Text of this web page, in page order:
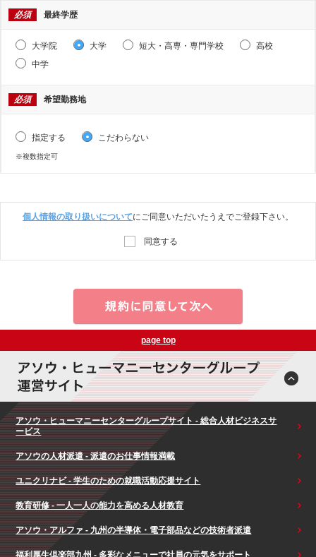
必須 最終学歴
大学院 大学 短大・高専・専門学校
高校
中学
必須 希望勤務地
指定する こだわらない
※複数指定可
個人情報の取り扱いについてにご同意いただいたうえでご登録下さい。
同意する
page top
アソウ・ヒューマニーセンターグループサイト - 総合人材ビジネスサ
ービス
アソウの人材派遣 - 派遣のお仕事情報満載
ユニクリナビ - 学生のための就職活動応援サイト
教育研修 - 一人一人の能力を高める人材教育
アソウ・アルファ - 九州の半導体・電子部品などの技術者派遣
福利厚生倶楽部九州 - 多彩なメニューで社員の元気をサポート